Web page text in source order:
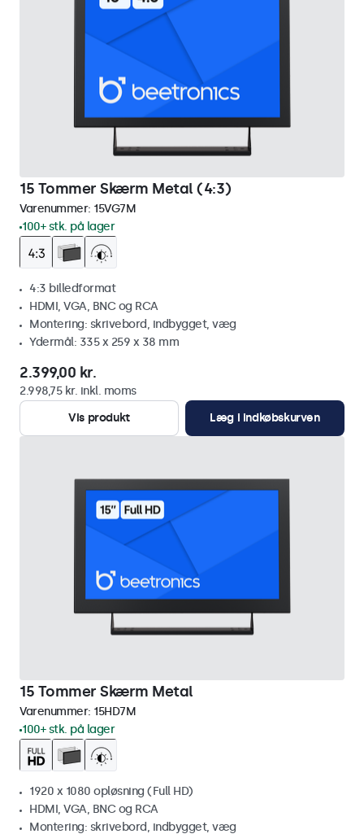
15 Tommer Skærm Metal (4:3)
Varenummer: 15VG7M
100+ stk. på lager
4:3 billedformat
HDMI, VGA, BNC og RCA
Montering: skrivebord, indbygget, væg
Ydermål: 335 x 259 x 38 mm
2.399,00 kr.
2.998,75 kr. inkl. moms
Vis produkt
Læg i indkøbskurven
15 Tommer Skærm Metal
Varenummer: 15HD7M
100+ stk. på lager
1920 x 1080 opløsning (Full HD)
HDMI, VGA, BNC og RCA
Montering: skrivebord, indbygget, væg